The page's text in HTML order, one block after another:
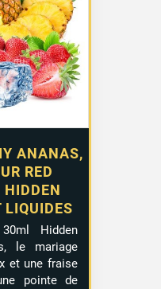
ANANAS,
RED
LIQUIDES
Hidden
le mariage
et une fraise
pointe de